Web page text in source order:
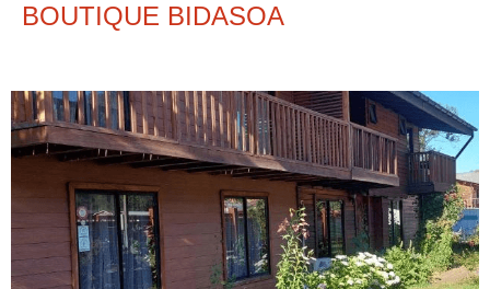
BOUTIQUE BIDASOA